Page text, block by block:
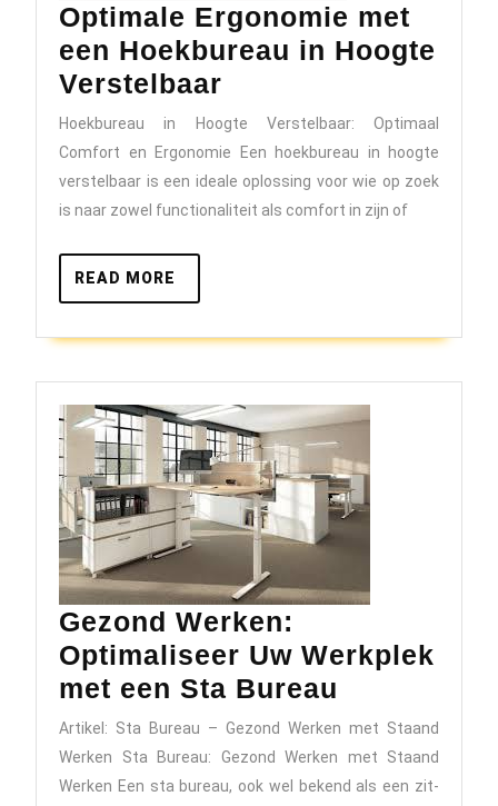
Optimale Ergonomie met
een Hoekbureau in Hoogte
Verstelbaar
Ergonomie
met
een
Hoekbureau
Hoekbureau in Hoogte Verstelbaar: Optimaal
Comfort en Ergonomie Een hoekbureau in hoogte
verstelbaar is een ideale oplossing voor wie op zoek
is naar zowel functionaliteit als comfort in zijn of
READ MORE
MORE
Gezond Werken:
Optimaliseer Uw Werkplek
met een Sta Bureau
Werken:
Uw
Artikel: Sta Bureau – Gezond Werken met Staand
Werken Sta Bureau: Gezond Werken met Staand
Werken Een sta bureau, ook wel bekend als een zit-